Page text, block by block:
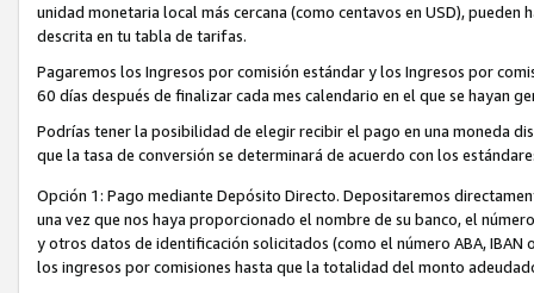
unidad monetaria local más cercana (como centavos en USD),
descrita en tu tabla de tarifas.
Pagaremos los Ingresos por comisión estándar y los Ingresos por
60 días después de finalizar cada mes calendario en el que se hayan
Podrías tener la posibilidad de elegir recibir el pago en una moneda
que la tasa de conversión se determinará de acuerdo con los
Opción 1: Pago mediante Depósito Directo. Depositaremos
una vez que nos haya proporcionado el nombre de su banco, el
y otros datos de identificación solicitados (como el número ABA,
los ingresos por comisiones hasta que la totalidad del monto